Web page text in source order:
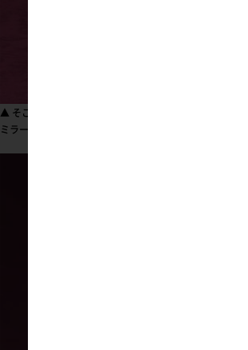
▲ そこはかとなく憂いを帯びた表情と透明感ある肌が美
ミラー台座が付属予定